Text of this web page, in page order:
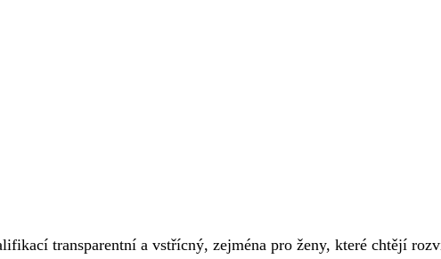
transparentní a vstřícný, zejména pro ženy, které chtějí